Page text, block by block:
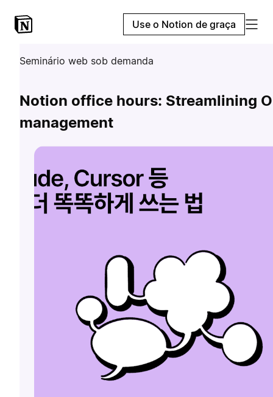
Use o Notion de graça
Seminário web sob demanda
Notion office hours: Streamlining
management